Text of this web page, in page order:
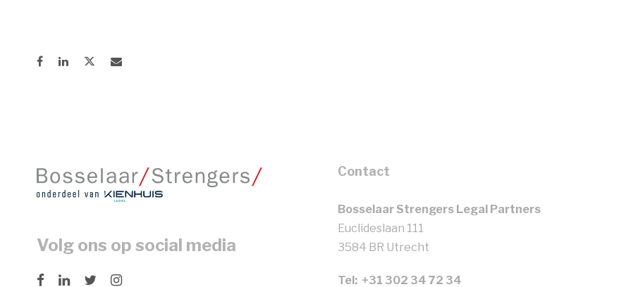
Volg ons op social media
Contact
Bosselaar Strengers Legal Partners
Euclideslaan 111
3584 BR Utrecht
Tel: +31 302 34 72 34